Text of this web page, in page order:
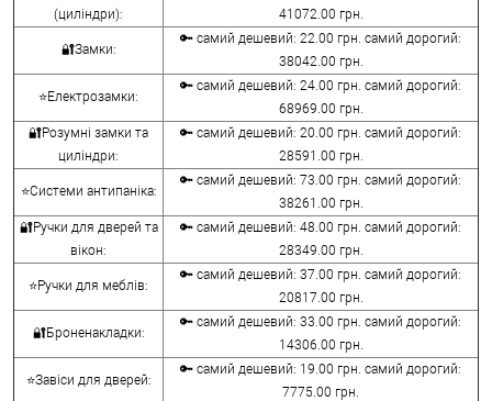
(циліндри):
41072.00 грн.
🔐Замки:
🔑 самий дешевий: 22.00 грн. самий дорогий:
38042.00 грн.
⭐Електрозамки:
🔑 самий дешевий: 24.00 грн. самий дорогий:
68969.00 грн.
🔐Розумні замки та
циліндри:
🔑 самий дешевий: 20.00 грн. самий дорогий:
28591.00 грн.
⭐Системи антипаніка:
🔑 самий дешевий: 73.00 грн. самий дорогий:
38261.00 грн.
🔐Ручки для дверей та
вікон:
🔑 самий дешевий: 48.00 грн. самий дорогий:
28349.00 грн.
⭐Ручки для меблів:
🔑 самий дешевий: 37.00 грн. самий дорогий:
20817.00 грн.
🔐Броненакладки:
🔑 самий дешевий: 33.00 грн. самий дорогий:
14306.00 грн.
⭐Завіси для дверей:
🔑 самий дешевий: 19.00 грн. самий дорогий:
7775.00 грн.